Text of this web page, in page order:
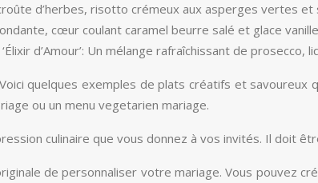
d’herbes, risotto crémeux aux asperges vertes et
cœur coulant caramel beurre salé et glace
‘Élixir d’Amour’: Un mélange rafraîchissant de
quelques exemples de plats créatifs et
ou un menu vegetarien mariage.
culinaire que vous donnez à vos invités. Il
de personnaliser votre mariage. Vous pouvez